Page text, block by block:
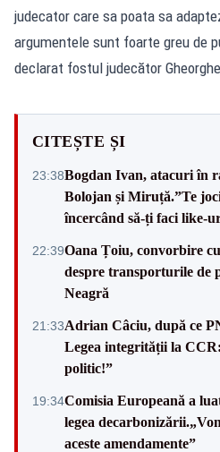
judecator care sa poata sa
argumentele sunt foarte greu de
declarat fostul judecător
CITEȘTE ȘI
23:38Bogdan Ivan, atacuri în
Bolojan și Miruță.”Te
încercând să-ți faci like-
22:39Oana Țoiu, convorbire
despre transporturile de
Neagră
21:33Adrian Câciu, după ce
Legea integrității la
politic!”
19:34Comisia Europeană a
legea
aceste amendamente”